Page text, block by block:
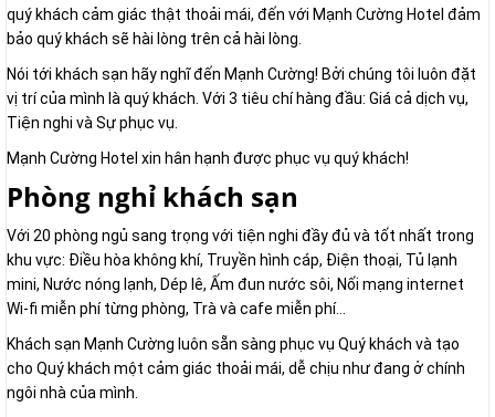
quý khách cảm giác thật thoải mái, đến với Mạnh Cường Hotel đảm
bảo quý khách sẽ hài lòng trên cả hài lòng.
Nói tới khách sạn hãy nghĩ đến Mạnh Cường! Bởi chúng tôi luôn đặt
vị trí của mình là quý khách. Với 3 tiêu chí hàng đầu: Giá cả dịch vụ,
Tiện nghi và Sự phục vụ.
Mạnh Cường Hotel xin hân hạnh được phục vụ quý khách!
Phòng nghỉ khách sạn
Với 20 phòng ngủ sang trọng với tiện nghi đầy đủ và tốt nhất trong
khu vực: Điều hòa không khí, Truyền hình cáp, Điện thoại, Tủ lạnh
mini, Nước nóng lạnh, Dép lê, Ấm đun nước sôi, Nối mạng internet
Wi-fi miễn phí từng phòng, Trà và cafe miễn phí...
Khách sạn Mạnh Cường luôn sẵn sàng phục vụ Quý khách và tạo
cho Quý khách một cảm giác thoải mái, dễ chịu như đang ở chính
ngôi nhà của mình.